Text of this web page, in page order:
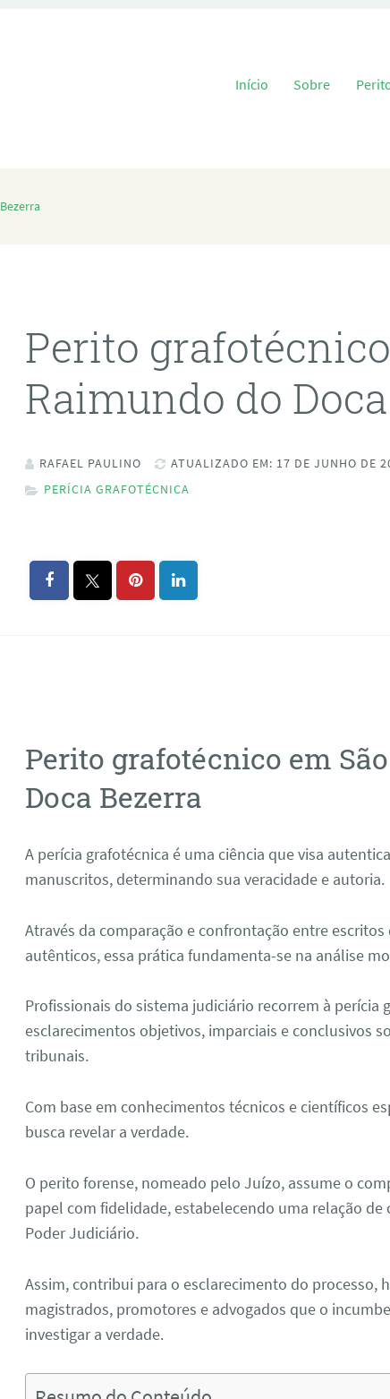
Pular para o conteúdo
Início Sobre
Perito
Raimundo do
RAFAEL PAULINO
ATUALIZADO EM: 17 DE JUNHO DE
PERÍCIA GRAFOTÉCNICA
Perito grafotécnico em
Doca Bezerra
A perícia grafotécnica é uma ciência que visa
manuscritos, determinando sua veracidade e autoria.
Através da comparação e confrontação entre
autênticos, essa prática fundamenta-se na análise
Profissionais do sistema judiciário recorrem à perícia
esclarecimentos objetivos, imparciais e conclusivos
tribunais.
Com base em conhecimentos técnicos e científicos
busca revelar a verdade.
O perito forense, nomeado pelo Juízo, assume o
papel com fidelidade, estabelecendo uma relação de
Poder Judiciário.
Assim, contribui para o esclarecimento do processo,
magistrados, promotores e advogados que o
investigar a verdade.